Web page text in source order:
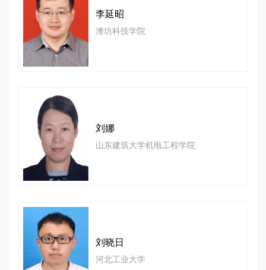
李延昭
潍坊科技学院
刘娜
山东建筑大学机电工程学院
刘晓日
河北工业大学